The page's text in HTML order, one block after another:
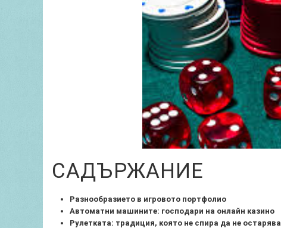
САДЪРЖАНИЕ
Разнообразието в игровото портфолио
Автоматни машините: господари на онлайн казино
Рулетката: традиция, която не спира да не остарява